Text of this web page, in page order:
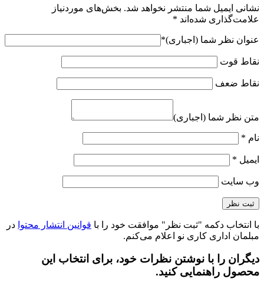
نشانی ایمیل شما منتشر نخواهد شد. بخش‌های موردنیاز
علامت‌گذاری شده‌اند *
عنوان نظر شما (اجباری)*
نقاط قوت
نقاط ضعف
متن نظر شما (اجباری)
نام *
ایمیل *
وب‌ سایت
با انتخاب دکمه "ثبت نظر" موافقت خود را با قوانین انتشار محتوا در
مبلمان اداری کاری نو اعلام می‌کنم.
دیگران را با نوشتن نظرات خود، برای انتخاب این
محصول راهنمایی کنید.